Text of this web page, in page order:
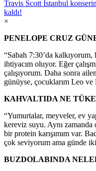
Travis Scott İstanbul
kaldı!
×
PENELOPE CRUZ
“Sabah 7:30’da
ihtiyacım oluyor. Eğer
çalışıyorum. Daha sonra
günüyse, çocuklarım Leo ve
KAHVALTIDA NE
“Yumurtalar, meyveler, ev
kereviz suyu. Aynı
bir protein karışımım var.
çok seviyorum ama günde
BUZDOLABINDA